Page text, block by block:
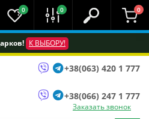
К ВЫБОРУ!
0 0 0
+38(063) 420 1 777
+38(066) 247 1 777
Заказать звонок